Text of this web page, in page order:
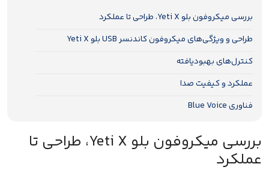
بررسی میکروفون بلو Yeti X، طراحی تا عملکرد
طراحی و ویژگی‌های میکروفون کاندنسر USB بلو Yeti X
کنترل‌های بهبودیافته
عملکرد و کیفیت صدا
فناوری Blue Voice
بررسی میکروفون بلو Yeti X، طراحی تا
عملکرد